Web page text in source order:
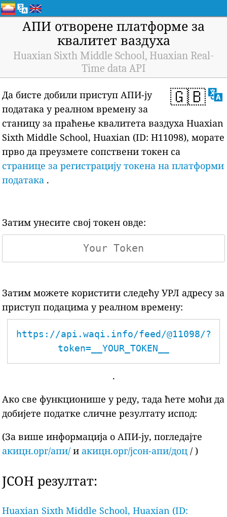
АПИ отворене платформе за
квалитет ваздуха
Huaxian Sixth Middle School, Huaxian Real-
Time data API
🇬🇧
Да бисте добили приступ АПИ-ју
података у реалном времену за
станицу за праћење квалитета ваздуха Huaxian
Sixth Middle School, Huaxian (ID: H11098), морате
прво да преузмете сопствени токен са
странице за регистрацију токена на платформи
података .
Затим унесите свој токен овде:
Затим можете користити следећу УРЛ адресу за
приступ подацима у реалном времену:
https://api.waqi.info/feed/@11098/?
token=__YOUR_TOKEN__
.
Ако све функционише у реду, тада ћете моћи да
добијете податке сличне резултату испод:
(За више информација о АПИ-ју, погледајте
акицн.орг/апи/ и акицн.орг/јсон-апи/доц / )
ЈСОН резултат:
Huaxian Sixth Middle School, Huaxian (ID: